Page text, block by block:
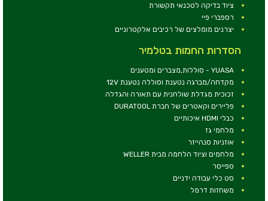
ציוד בדיקה לטכנאי תקשורת
רספברי פיי
יצרנים מומלצים של רכיבים אלקטרוניים
הסדרות החמות בטלמיר
YUASA - סוללות,מצברים ומטענים
מקדחה/מברגה נטענת וסוללה נטענת 12V
זכוכית מגדלת שולחנית עם תאורה והגדלה
פליירים וקאטרים של חברת DURATOOL
כבלי HDMI איכותיים
מלחמי גז
אוזניות סנהייזר
מלחמים וציוד הלחמה מבית WELLER
ספייסר
סט כלי עבודה ידניים
משחזות דרמל